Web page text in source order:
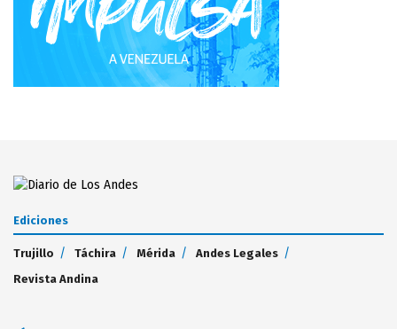
Ediciones
Trujillo Táchira Mérida
Andes Legales
Revista Andina